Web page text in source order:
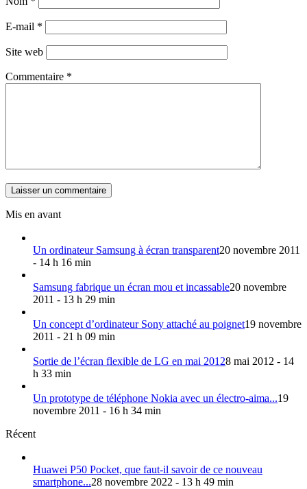
E-mail *
Site web
Commentaire *
Mis en avant
Un ordinateur Samsung à écran transparent20 novembre 2011
- 14 h 16 min
Samsung fabrique un écran mou et incassable20 novembre
2011 - 13 h 29 min
Un concept d’ordinateur Sony attaché au poignet19 novembre
2011 - 21 h 09 min
Sortie de l’écran flexible de LG en mai 20128 mai 2012 - 14
h 33 min
Un prototype de téléphone Nokia avec un électro-aima...19
novembre 2011 - 16 h 34 min
Récent
Huawei P50 Pocket, que faut-il savoir de ce nouveau
smartphone...28 novembre 2022 - 13 h 49 min